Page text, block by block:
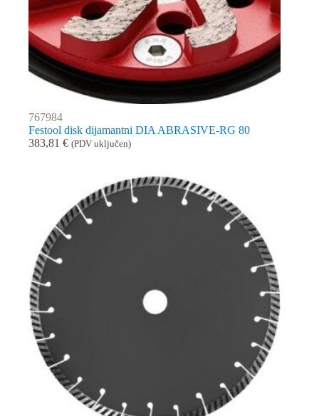
767984
Festool disk dijamantni DIA ABRASIVE-RG 80
383,81 € (PDV uključen)